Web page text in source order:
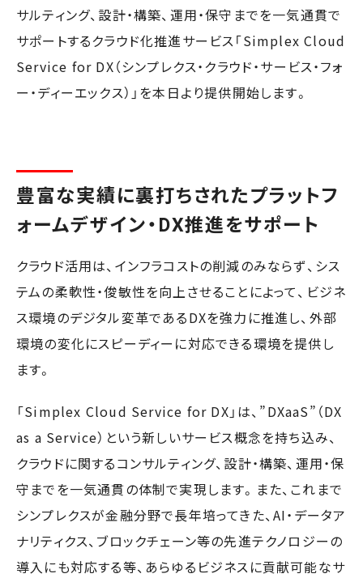
サルティング、設計・構築、運用・保守までを一気通貫で
サポートするクラウド化推進サービス「Simplex Cloud
Service for DX（シンプレクス・クラウド・サービス・フォ
ー・ディーエックス）」を本日より提供開始します。
豊富な実績に裏打ちされたプラットフ
ォームデザイン・DX推進をサポート
クラウド活用は、インフラコストの削減のみならず、シス
テムの柔軟性・俊敏性を向上させることによって、ビジネ
ス環境のデジタル変革であるDXを強力に推進し、外部
環境の変化にスピーディーに対応できる環境を提供し
ます。
「Simplex Cloud Service for DX」は、”DXaaS”（DX
as a Service）という新しいサービス概念を持ち込み、
クラウドに関するコンサルティング、設計・構築、運用・保
守までを一気通貫の体制で実現します。また、これまで
シンプレクスが金融分野で長年培ってきた、AI・データア
ナリティクス、ブロックチェーン等の先進テクノロジーの
導入にも対応する等、あらゆるビジネスに貢献可能なサ